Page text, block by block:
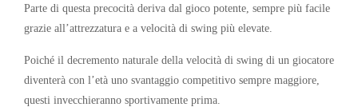
Parte di questa precocità deriva dal gioco potente, sempre più facile
grazie all’attrezzatura e a velocità di swing più elevate.
Poiché il decremento naturale della velocità di swing di un giocatore
diventerà con l’età uno svantaggio competitivo sempre maggiore,
questi invecchieranno sportivamente prima.